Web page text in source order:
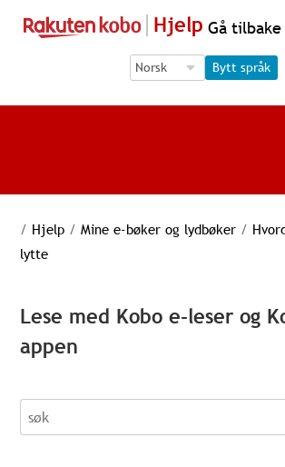
Hjelp Gå
Language Selection
Language Selection
Bytt språk
/ Hjelp / Mine e-bøker og lydbøker /
lytte
Lese med Kobo e-leser og
appen
søk